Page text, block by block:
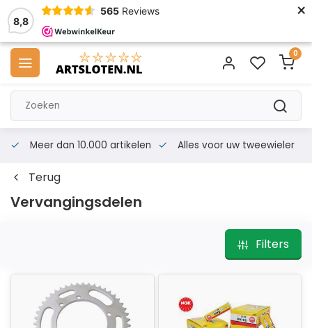
8,8
565 Reviews ×
0
Alles voor uw tweewieler Snelle levering Niet goed =
Terug
Vervangingsdelen
Filters